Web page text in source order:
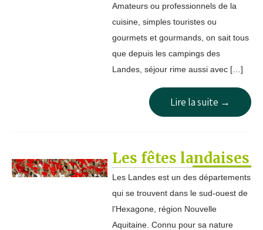
Amateurs ou professionnels de la
cuisine, simples touristes ou
gourmets et gourmands, on sait tous
que depuis les campings des
Landes, séjour rime aussi avec […]
Lire la suite →
Les fêtes landaises
Les Landes est un des départements
qui se trouvent dans le sud-ouest de
l’Hexagone, région Nouvelle
Aquitaine. Connu pour sa nature